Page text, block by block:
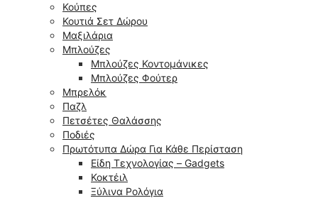
Κούπες
Κουτιά Σετ Δώρου
Μαξιλάρια
Μπλούζες
Μπλούζες Κοντομάνικες
Μπλούζες Φούτερ
Μπρελόκ
Παζλ
Πετσέτες Θαλάσσης
Ποδιές
Πρωτότυπα Δώρα Για Κάθε Περίσταση
Είδη Τεχνολογίας – Gadgets
Κοκτέιλ
Ξύλινα Ρολόγια